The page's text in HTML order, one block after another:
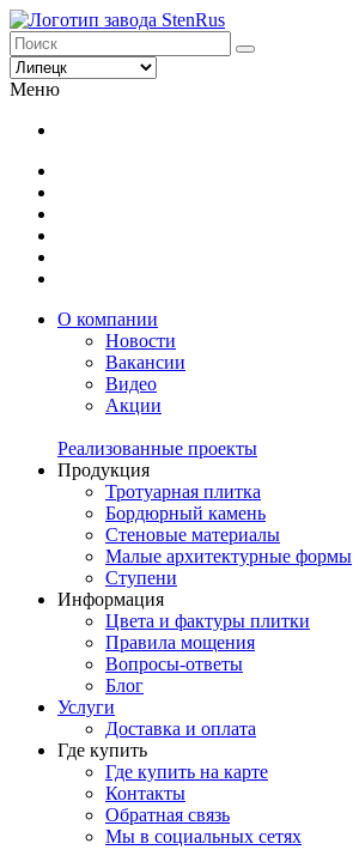
Меню
О компании
Новости
Вакансии
Видео
Акции
Реализованные проекты
Продукция
Тротуарная плитка
Бордюрный камень
Стеновые материалы
Малые архитектурные формы
Ступени
Информация
Цвета и фактуры плитки
Правила мощения
Вопросы-ответы
Блог
Услуги
Доставка и оплата
Где купить
Где купить на карте
Контакты
Обратная связь
Мы в социальных сетях